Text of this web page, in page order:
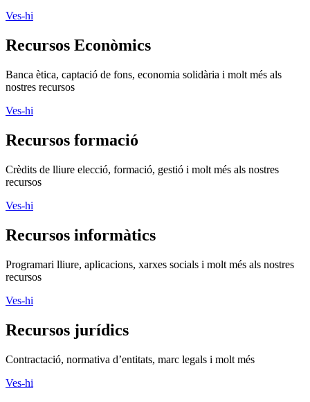
Ves-hi
Recursos Econòmics
Banca ètica, captació de fons, economia solidària i molt més als
nostres recursos
Ves-hi
Recursos formació
Crèdits de lliure elecció, formació, gestió i molt més als nostres
recursos
Ves-hi
Recursos informàtics
Programari lliure, aplicacions, xarxes socials i molt més als nostres
recursos
Ves-hi
Recursos jurídics
Contractació, normativa d’entitats, marc legals i molt més
Ves-hi